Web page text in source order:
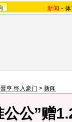
新闻 -
亨 终入豪门 > 新闻
公”赠